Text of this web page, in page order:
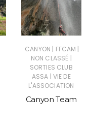
CANYON | FFCAM |
NON CLASSÉ |
SORTIES CLUB
ASSA | VIE DE
L'ASSOCIATION
Canyon Team